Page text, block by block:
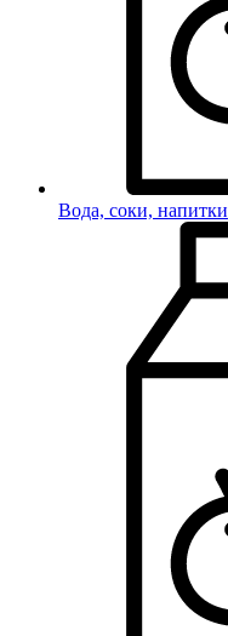
Вода, соки, напитки